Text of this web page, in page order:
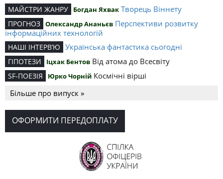
МАЙСТРИ ЖАНРУ Богдан Яхвак Творець Віннету
ПРОГНОЗ Олександр Ананьєв Перспективи розвитку
інформаційних технологій
НАШІ ІНТЕРВ’Ю Українська фантастика сьогодні
ГІПОТЕЗИ Іцхак Бентов Від атома до Всесвіту
SF-ПОЕЗІЯ Юрко Чорній Космічні вірші
Більше про випуск »
ОФОРМИТИ ПЕРЕДОПЛАТУ